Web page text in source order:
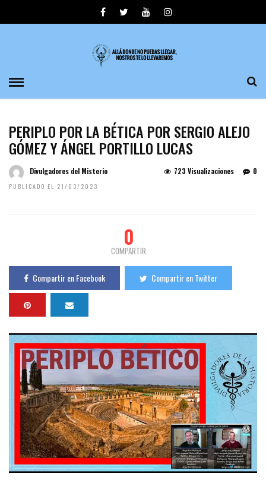
PERIPLO POR LA BÉTICA POR SERGIO ALEJO
GÓMEZ Y ÁNGEL PORTILLO LUCAS
Divulgadores del Misterio
PUBLICADO EL 21/03/2023
0
723 Visualizaciones
0
COMPARTIR
Compartir en Facebook Compartir en Twitter